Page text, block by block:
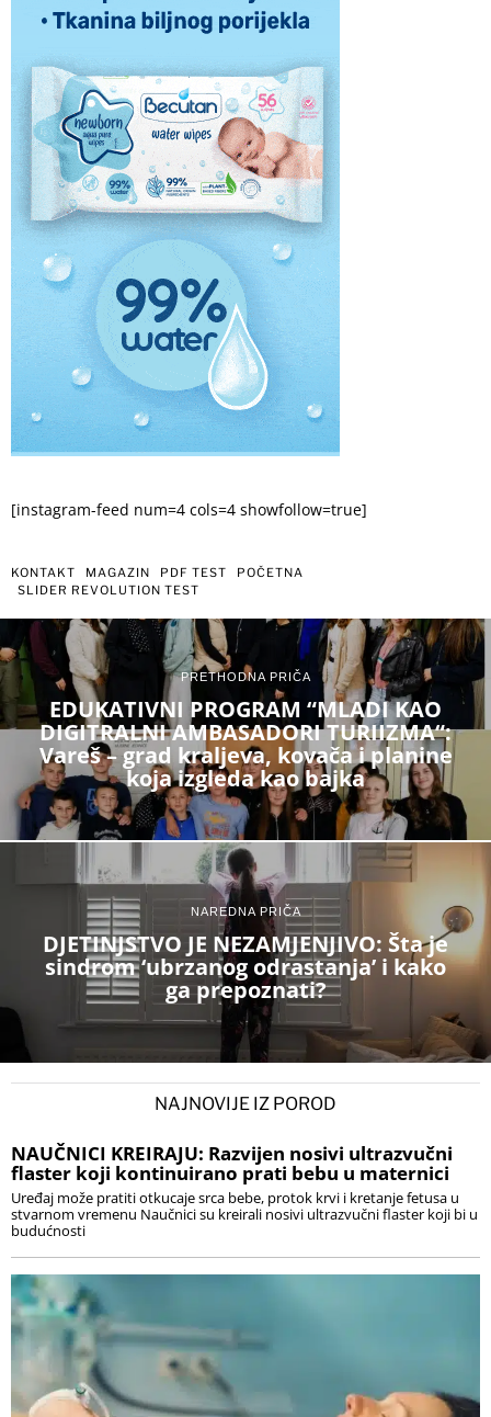
[instagram-feed num=4 cols=4 showfollow=true]
KONTAKT MAGAZIN PDF TEST
POČETNA
SLIDER REVOLUTION TEST
PRETHODNA PRIČA
EDUKATIVNI PROGRAM “MLADI KAO
DIGITRALNI AMBASADORI TURIIZMA“:
Vareš – grad kraljeva, kovača i planine
koja izgleda kao bajka
NAREDNA PRIČA
DJETINJSTVO JE NEZAMJENJIVO: Šta je
sindrom ‘ubrzanog odrastanja’ i kako
ga prepoznati?
NAJNOVIJE IZ POROD
NAUČNICI KREIRAJU: Razvijen nosivi ultrazvučni
flaster koji kontinuirano prati bebu u maternici
Uređaj može pratiti otkucaje srca bebe, protok krvi i kretanje fetusa u
stvarnom vremenu Naučnici su kreirali nosivi ultrazvučni flaster koji bi u
budućnosti